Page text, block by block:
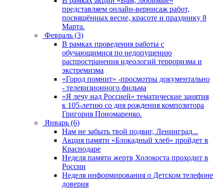
представляем онлайн-вернисаж работ,
посвящённых весне, красоте и празднику 8
Марта.
Февраль (3)
В рамках проведения работы с
обучающимися по недопущению
распространения идеологий терроризма и
экстремизма
«Город помнит» -просмотры документально
- телевизионного фильма
«Я лечу над Россией» тематические занятия
к 105-летию со дня рождения композитора
Григория Пономаренко.
Январь (6)
Нам не забыть твой подвиг, Ленинград...
Акция памяти «Блокадный хлеб» пройдет в
Краснодаре
Неделя памяти жертв Холокоста проходит в
России
Неделя информирования о Детском телефоне
доверия